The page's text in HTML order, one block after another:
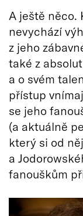
A ještě něco.
nevychází
z jeho
také z
a o svém
přístup
se jeho
(a aktuálně
který si od
a
fanouškům